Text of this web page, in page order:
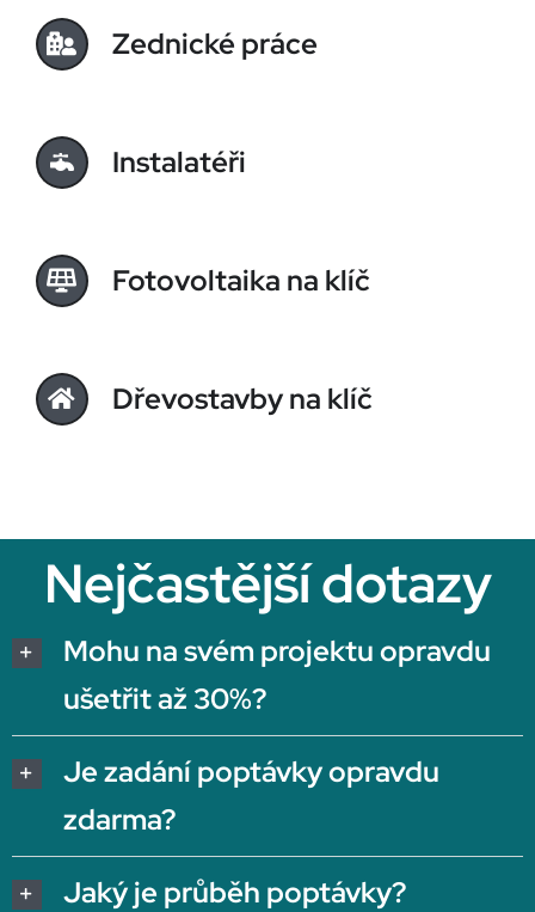
Zednické práce
Instalatéři
Fotovoltaika na klíč
Dřevostavby na klíč
Nejčastější dotazy
Mohu na svém projektu opravdu
ušetřit až 30%?
Je zadání poptávky opravdu
zdarma?
Jaký je průběh poptávky?